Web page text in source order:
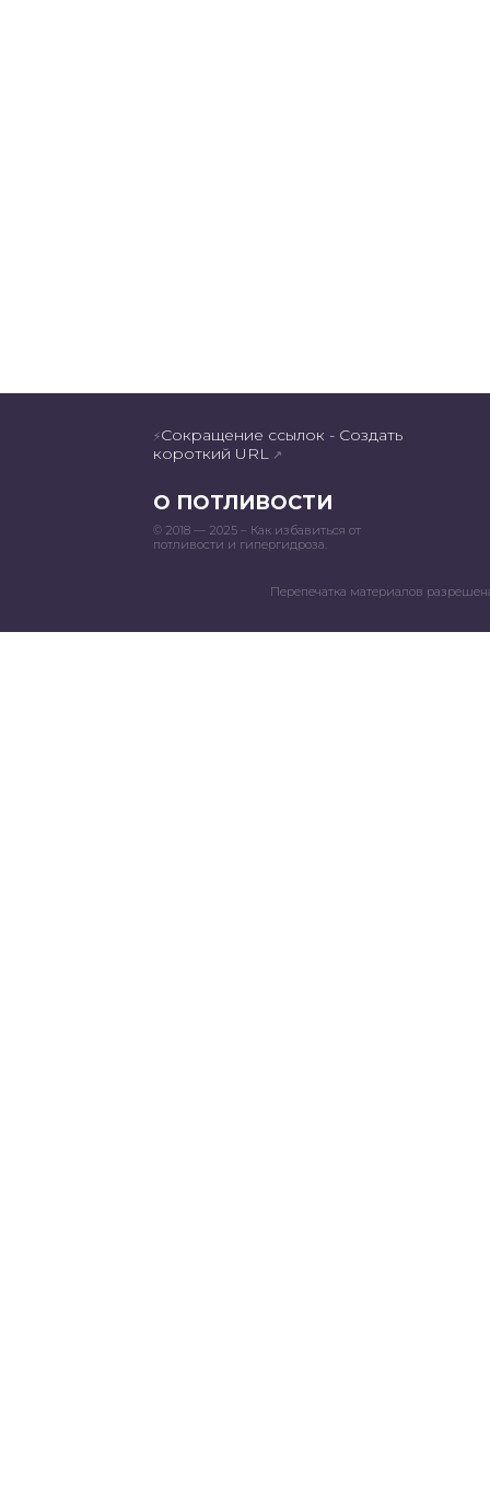
⚡Сокращение ссылок - Создать
короткий URL↗
О ПОТЛИВОСТИ
© 2018 — 2025 – Как избавиться от
потливости и гипергидроза.
Перепечатка материалов